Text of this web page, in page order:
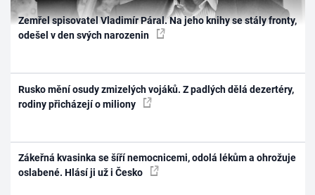
Zemřel spisovatel Vladimír Páral. Na jeho knihy se stály fronty,
odešel v den svých narozenin
Rusko mění osudy zmizelých vojáků. Z padlých dělá dezertéry,
rodiny přicházejí o miliony
Zákeřná kvasinka se šíří nemocnicemi, odolá lékům a ohrožuje
oslabené. Hlásí ji už i Česko